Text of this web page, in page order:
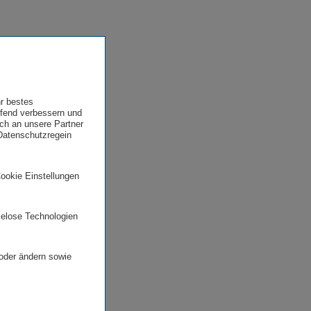
bestes
verbessern und
an unsere Partner
Einstellungen
Technologien
ändern sowie